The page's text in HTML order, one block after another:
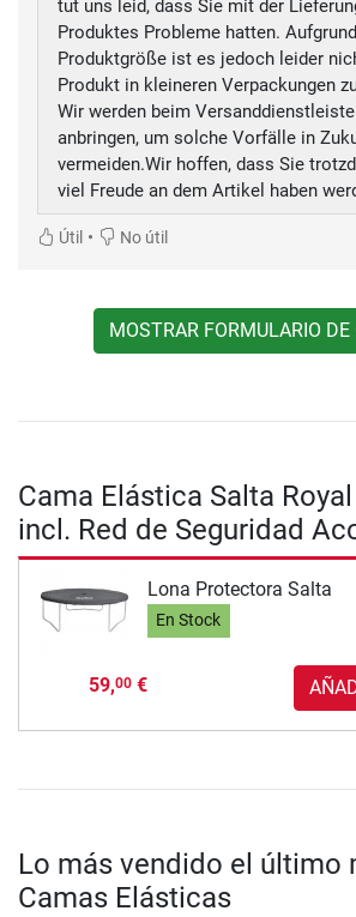
tut uns leid, dass Sie mit der
Produktes Probleme hatten.
Produktgröße ist es jedoch leider
Produkt in kleineren Verpackungen
Wir werden beim Versanddienstleister noch einmal
anbringen, um solche Vorfälle in
vermeiden.Wir hoffen, dass Sie
viel Freude an dem Artikel haben
Útil • No útil
MOSTRAR FORMULARIO DE
Cama Elástica Salta
incl. Red de Seguridad
Lona Protectora Salta
En Stock
59,00€
Lo más vendido el último
Camas Elásticas